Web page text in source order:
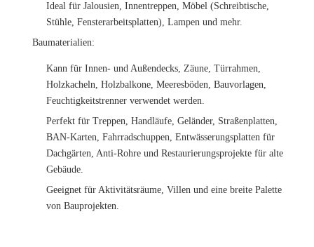
Ideal für Jalousien, Innentreppen, Möbel (Schreibtische,
Stühle, Fensterarbeitsplatten), Lampen und mehr.
Baumaterialien:
Kann für Innen- und Außendecks, Zäune, Türrahmen,
Holzkacheln, Holzbalkone, Meeresböden, Bauvorlagen,
Feuchtigkeitstrenner verwendet werden.
Perfekt für Treppen, Handläufe, Geländer, Straßenplatten,
BAN-Karten, Fahrradschuppen, Entwässerungsplatten für
Dachgärten, Anti-Rohre und Restaurierungsprojekte für alte
Gebäude.
Geeignet für Aktivitätsräume, Villen und eine breite Palette
von Bauprojekten.